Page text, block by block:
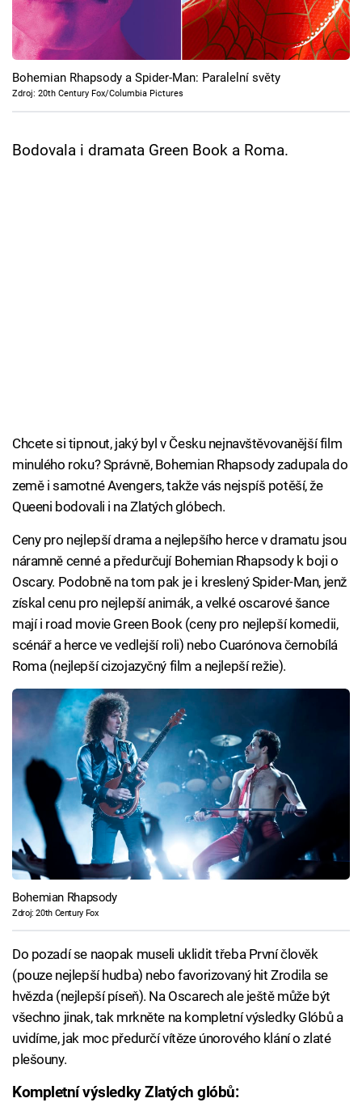
Cool Esport
Pořady
TV Program
Bohemian Rhapsody a Spider-Man: Paralelní světy
Zdroj: 20th Century Fox/Columbia Pictures
Bodovala i dramata Green Book a Roma.
Chcete si tipnout, jaký byl v Česku nejnavštěvovanější film
minulého roku? Správně, Bohemian Rhapsody zadupala do
země i samotné Avengers, takže vás nejspíš potěší, že
Queeni bodovali i na Zlatých glóbech.
Ceny pro nejlepší drama a nejlepšího herce v dramatu jsou
náramně cenné a předurčují Bohemian Rhapsody k boji o
Oscary. Podobně na tom pak je i kreslený Spider-Man, jenž
získal cenu pro nejlepší animák, a velké oscarové šance
mají i road movie Green Book (ceny pro nejlepší komedii,
scénář a herce ve vedlejší roli) nebo Cuarónova černobílá
Roma (nejlepší cizojazyčný film a nejlepší režie).
Bohemian Rhapsody
Zdroj: 20th Century Fox
Do pozadí se naopak museli uklidit třeba První člověk
(pouze nejlepší hudba) nebo favorizovaný hit Zrodila se
hvězda (nejlepší píseň). Na Oscarech ale ještě může být
všechno jinak, tak mrkněte na kompletní výsledky Glóbů a
uvidíme, jak moc předurčí vítěze únorového klání o zlaté
plešouny.
Kompletní výsledky Zlatých glóbů: